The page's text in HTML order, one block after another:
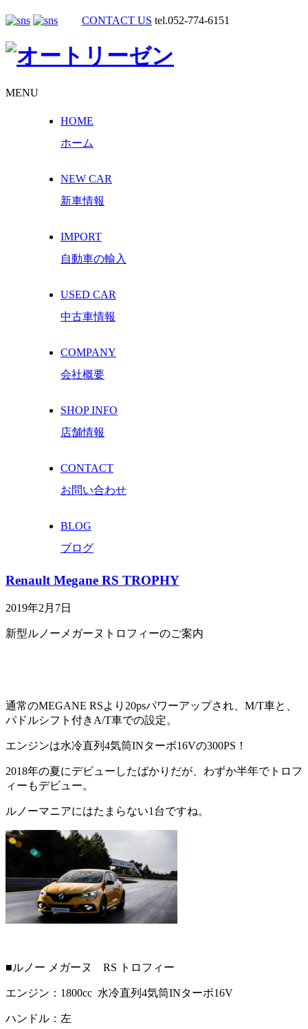
CONTACT US tel.052-774-6151
MENU
HOME
ホーム
NEW CAR
新車情報
IMPORT
自動車の輸入
USED CAR
中古車情報
COMPANY
会社概要
SHOP INFO
店舗情報
CONTACT
お問い合わせ
BLOG
ブログ
Renault Megane RS TROPHY
2019年2月7日
新型ルノーメガーヌトロフィーのご案内
通常のMEGANE RSより20psパワーアップされ、M/T車と、
パドルシフト付きA/T車での設定。
エンジンは水冷直列4気筒INターボ16Vの300PS！
2018年の夏にデビューしたばかりだが、わずか半年でトロフ
ィーもデビュー。
ルノーマニアにはたまらない1台ですね。
■ルノー メガーヌ RS トロフィー
エンジン：1800cc 水冷直列4気筒INターボ16V
ハンドル：左